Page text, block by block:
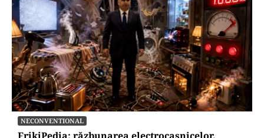
SĂNĂTATE
Mesajul Agenției Naționale a Medicamentului:
De ce au fost blocate temporar la vânzare
Colebil și Panzcebil